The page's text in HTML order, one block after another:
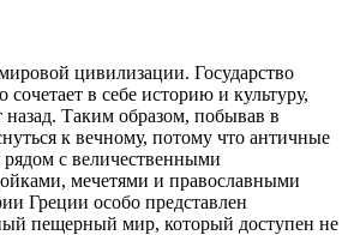
сочетает в себе историю и культуру,
назад. Таким образом, побывав в
к вечному, потому что античные
с величественными
мечетями и православными
Греции особо представлен
пещерный мир, который доступен не